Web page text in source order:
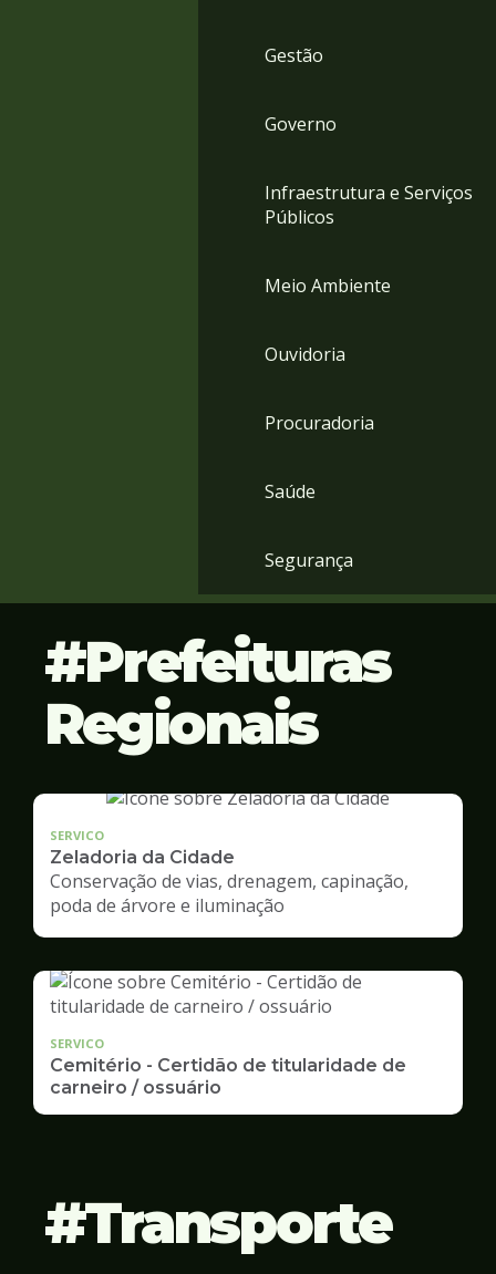
Gestão
Governo
Infraestrutura e Serviços
Públicos
Meio Ambiente
Ouvidoria
Procuradoria
Saúde
Segurança
Prefeituras
Regionais
SERVICO
Zeladoria da Cidade
Conservação de vias, drenagem, capinação,
poda de árvore e iluminação
SERVICO
Cemitério - Certidão de titularidade de
carneiro / ossuário
Transporte